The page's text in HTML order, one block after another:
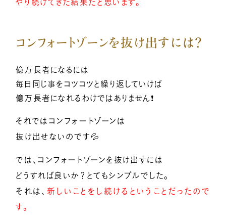
やり続けてきた結果だと思います。
コンフォートゾーンを抜け出すには？
億万長者になるには
毎日同じ事をコツコツと繰り返していけば
億万長者になれるわけではありません❗
それではコンフォートゾーンは
抜け出せないのです💦
では、コンフォートゾーンを抜け出すには
どうすれば良いか？とてもシンプルでした。
それは、 新しいことをし続けるということだったので
す。